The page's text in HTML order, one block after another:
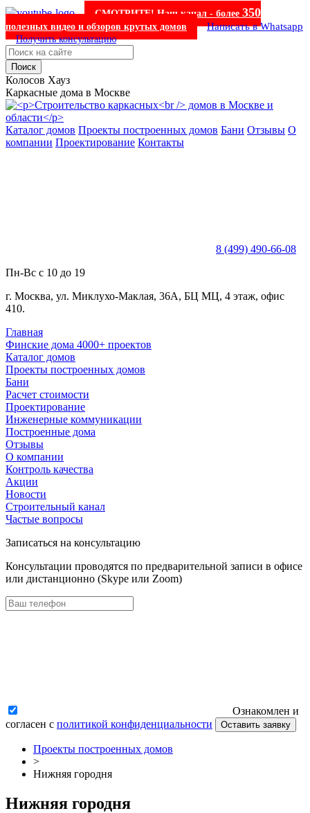
СМОТРИТЕ! Наш канал - более 350
полезных видео и обзоров крутых домов Написать в Whatsapp
Получить консультацию
Поиск
Колосов Хауз
Каркасные дома в Москве
Каталог домов Проекты построенных домов Бани Отзывы О
компании Проектирование Контакты
8 (499) 490-66-08
Пн-Вс с 10 до 19
г. Москва, ул. Миклухо-Маклая, 36А, БЦ МЦ, 4 этаж, офис
410.
Главная
Финские дома 4000+ проектов
Каталог домов
Проекты построенных домов
Бани
Расчет стоимости
Проектирование
Инженерные коммуникации
Построенные дома
Отзывы
О компании
Контроль качества
Акции
Новости
Строительный канал
Частые вопросы
Записаться на консультацию
Консультации проводятся по предварительной записи в офисе
или дистанционно (Skype или Zoom)
Ознакомлен и
согласен с политикой конфиденциальности Оставить заявку
Проекты построенных домов
>
Нижняя городня
Нижняя городня